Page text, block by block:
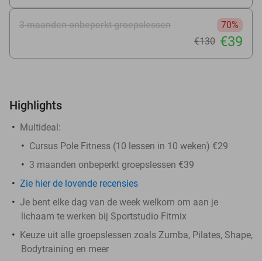
3 maanden onbeperkt groepslessen
70%
€130 €39
Highlights
Multideal:
Cursus Pole Fitness (10 lessen in 10 weken) €29
3 maanden onbeperkt groepslessen €39
Zie hier de lovende recensies
Je bent elke dag van de week welkom om aan je
lichaam te werken bij Sportstudio Fitmix
Keuze uit alle groepslessen zoals Zumba, Pilates, Shape,
Bodytraining en meer